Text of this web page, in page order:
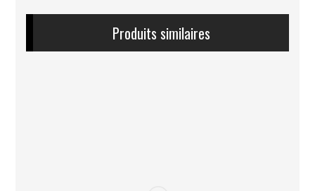
Produits similaires